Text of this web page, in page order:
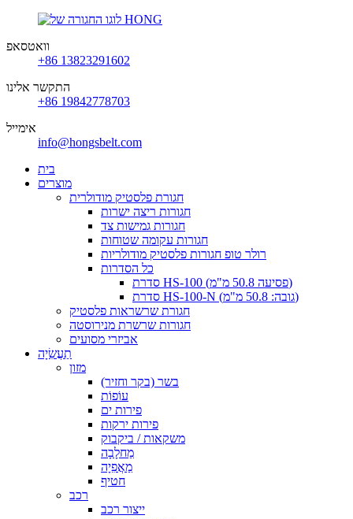
וואטסאפ
+86 13823291602
התקשר אלינו
+86 19842778703
אימייל
info@hongsbelt.com
בית
מוצרים
חגורת פלסטיק מודולרית
חגורות ריצה ישרות
חגורות גמישות צד
חגורות עקומה שטוחות
רולר טופ חגורות פלסטיק מודולריות
כל הסדרות
סדרת HS-100 (פסיעה 50.8 מ"מ)
סדרת HS-100-N (גובה: 50.8 מ"מ)
חגורת שרשראות פלסטיק
חגורות שרשרת מנירוסטה
אביזרי מסועים
תַעֲשִׂיָה
מזון
בשר (בקר וחזיר)
עוֹפוֹת
פירות ים
פירות ירקות
משקאות / ביקבוק
מַחלָבָה
מַאֲפִיָה
חטיף
רכב
ייצור רכב